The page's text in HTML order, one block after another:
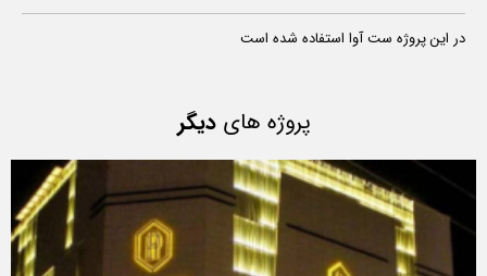
در این پروژه ست آوا استفاده شده است
پروژه هایدیگر